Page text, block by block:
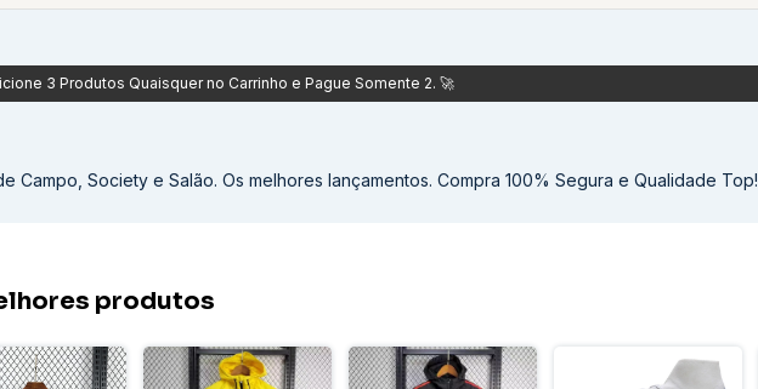
Campo, Society e Salão. Os melhores lançamentos. Compra 100% Segura e Qualidade Top!
produtos